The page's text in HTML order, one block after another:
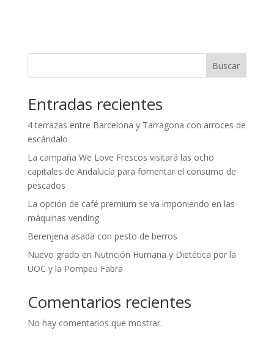
Buscar
Entradas recientes
4 terrazas entre Barcelona y Tarragona con arroces de
escándalo
La campaña We Love Frescos visitará las ocho
capitales de Andalucía para fomentar el consumo de
pescados
La opción de café premium se va imponiendo en las
máquinas vending
Berenjena asada con pesto de berros
Nuevo grado en Nutrición Humana y Dietética por la
UOC y la Pompeu Fabra
Comentarios recientes
No hay comentarios que mostrar.